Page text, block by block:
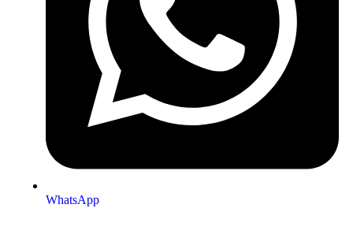
WhatsApp